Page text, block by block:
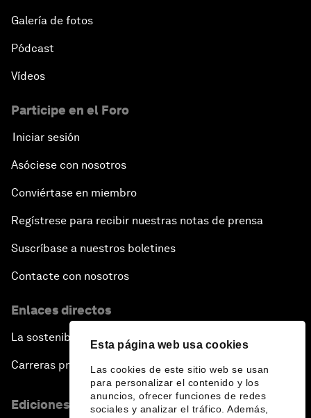
Esta página web usa cookies
Las cookies de este sitio web se usan
para personalizar el contenido y los
anuncios, ofrecer funciones de redes
sociales y analizar el tráfico. Además,
Galería de fotos
Pódcast
Vídeos
Participe en el Foro
Iniciar sesión
Asóciese con nosotros
Conviértase en miembro
Regístrese para recibir nuestras notas de prensa
Suscríbase a nuestros boletines
Contacte con nosotros
Enlaces directos
La sostenibilidad en el Foro
Carreras profesionales
Ediciones en otros idiomas